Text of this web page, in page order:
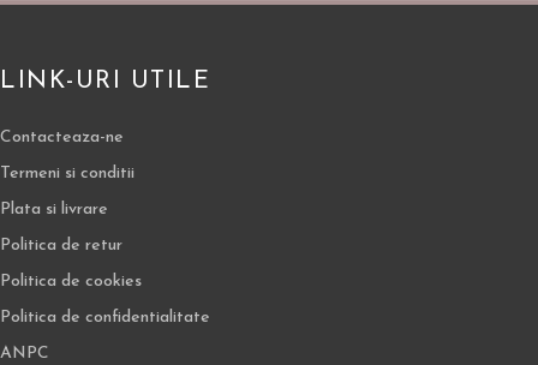
LINK-URI UTILE
Contacteaza-ne
Termeni si conditii
Plata si livrare
Politica de retur
Politica de cookies
Politica de confidentialitate
ANPC